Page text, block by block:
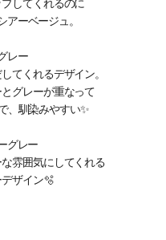
してくれるのに
ーベージュ。
レー
てくれるデザイン。
グレーが重なって
、馴染みやすい✨
グレー
雰囲気にしてくれる
ザイン🫧